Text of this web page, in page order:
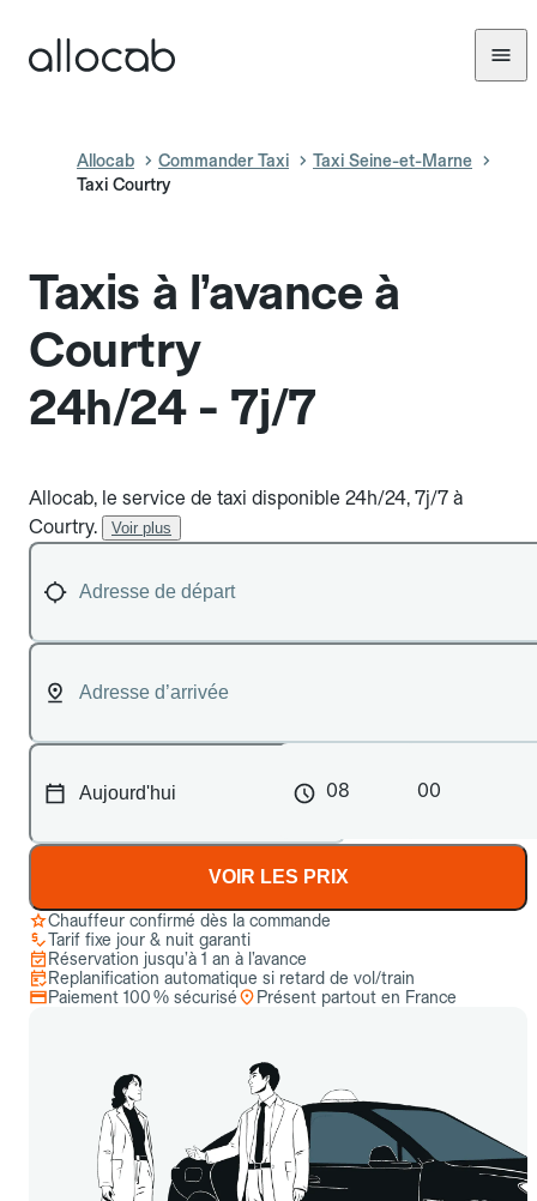
Allocab Commander Taxi
Taxi Seine-et-Marne
Taxi Courtry
Taxis à l’avance à
Courtry
24h/24 - 7j/7
Allocab, le service de taxi disponible 24h/24, 7j/7 à
Courtry.
Voir plus
08 00
VOIR LES PRIX
Chauffeur confirmé dès la commande
Tarif fixe jour & nuit garanti
Réservation jusqu’à 1 an à l’avance
Replanification automatique si retard de vol/train
Paiement 100 % sécurisé
Présent partout en France